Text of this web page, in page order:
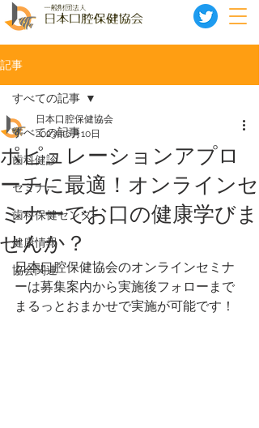
記事
すべての記事
歯科健診
セミナー
歯科保健センター
健康情報
協会関連
すべての記事
ポピュレーションアプロ
ーチに最適！オンラインセ
ミナーでお口の健康学びま
せんか？
日本口腔保健協会
2023年6月10日
日本口腔保健協会のオンラインセミナ
ーは募集案内から実施後フォローまで
まるっとおまかせで実施が可能です！